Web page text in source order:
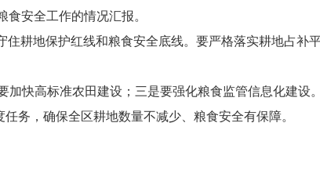
食安全工作的情况汇报。
耕地保护红线和粮食安全底线。要严格落实耕地占补
快高标准农田建设；三是要强化粮食监管信息化建设
务，确保全区耕地数量不减少、粮食安全有保障。